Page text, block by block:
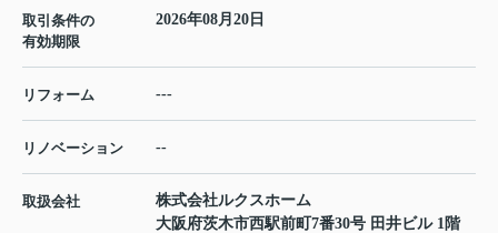
取引条件の
有効期限
2026年08月20日
リフォーム ---
リノベーション --
取扱会社
株式会社ルクスホーム
大阪府茨木市西駅前町7番30号 田井ビル 1階